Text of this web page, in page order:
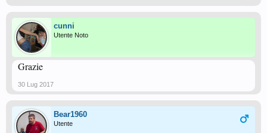
cunni
Utente Noto
Grazie
30 Lug 2017
Bear1960
Utente